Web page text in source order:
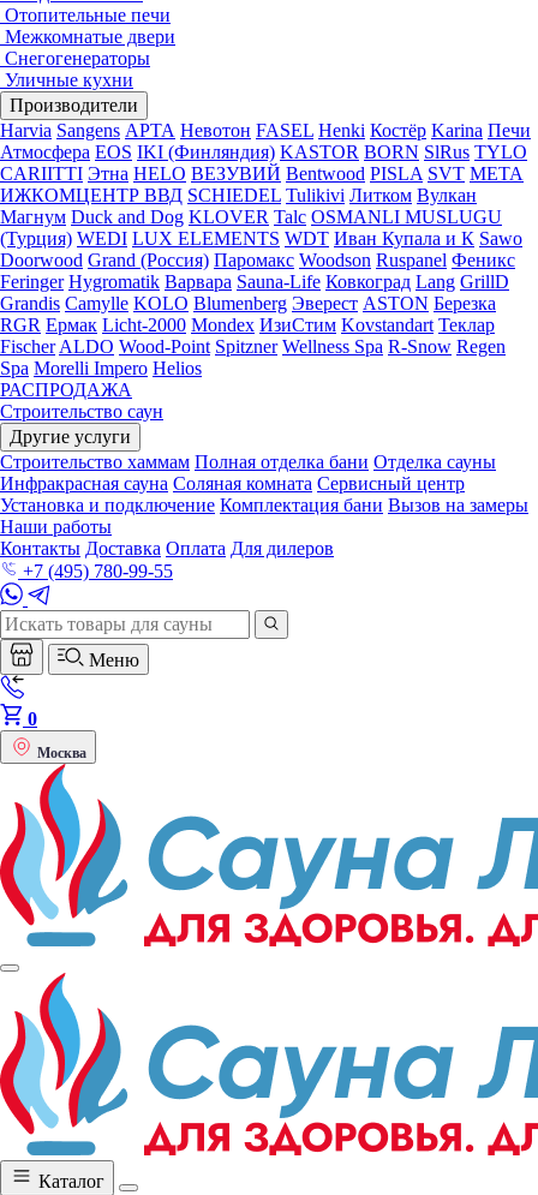
Отопительные печи
Межкомнатые двери
Снегогенераторы
Уличные кухни
Производители
Harvia Sangens АРТА Невотон FASEL Henki Костёр Karina Печи
Атмосфера EOS IKI (Финляндия) KASTOR BORN SlRus TYLO
CARIITTI Этна HELO ВЕЗУВИЙ Bentwood PISLA SVT МЕТА
ИЖКОМЦЕНТР ВВД SCHIEDEL Tulikivi Литком Вулкан
Магнум Duck and Dog KLOVER Talc OSMANLI MUSLUGU
(Турция) WEDI LUX ELEMENTS WDT Иван Купала и К Sawo
Doorwood Grand (Россия) Паромакс Woodson Ruspanel Феникс
Feringer Hygromatik Варвара Sauna-Life Ковкоград Lang GrillD
Grandis Camylle KOLO Blumenberg Эверест ASTON Березка
RGR Ермак Licht-2000 Mondex ИзиСтим Kovstandart Теклар
Fischer ALDO Wood-Point Spitzner Wellness Spa R-Snow Regen
Spa Morelli Impero Helios
РАСПРОДАЖА
Строительство саун
Другие услуги
Строительство хаммам Полная отделка бани Отделка сауны
Инфракрасная сауна Соляная комната Сервисный центр
Установка и подключение Комплектация бани Вызов на замеры
Наши работы
Контакты Доставка Оплата Для дилеров
+7 (495) 780-99-55
Меню
0
Москва
Каталог